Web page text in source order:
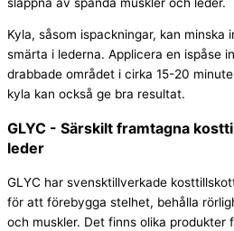
Kyla, såsom ispackningar, kan minska
smärta i lederna. Applicera en ispåse
drabbade området i cirka 15-20
kyla kan också ge bra resultat.
GLYC - Särskilt framtagna
leder
GLYC har svensktillverkade
för att förebygga stelhet, behålla
och muskler. Det finns olika produkter